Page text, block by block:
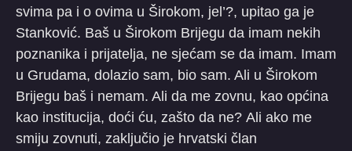
svima pa i o ovima u Širokom, jel’?, upitao ga je
Stanković. Baš u Širokom Brijegu da imam nekih
poznanika i prijatelja, ne sjećam se da imam. Imam
u Grudama, dolazio sam, bio sam. Ali u Širokom
Brijegu baš i nemam. Ali da me zovnu, kao općina
kao institucija, doći ću, zašto da ne? Ali ako me
smiju zovnuti, zaključio je hrvatski član